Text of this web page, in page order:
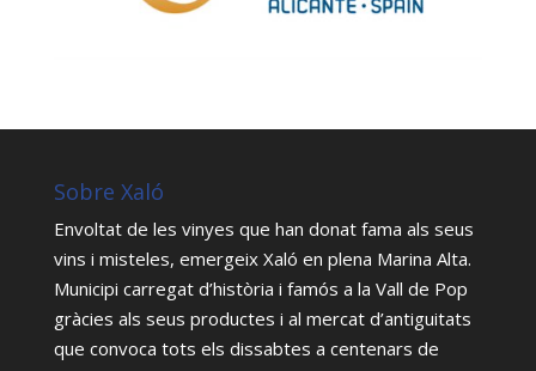
Sobre Xaló
Envoltat de les vinyes que han donat fama als seus
vins i misteles, emergeix Xaló en plena Marina Alta.
Municipi carregat d’història i famós a la Vall de Pop
gràcies als seus productes i al mercat d’antiguitats
que convoca tots els dissabtes a centenars de